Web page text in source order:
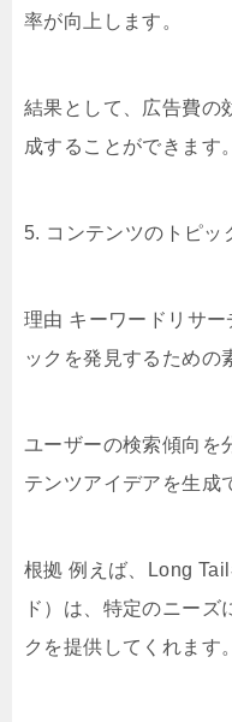
率が向上します。
結果として、広告費の
成することができます。
5. コンテンツのトピッ
理由 キーワードリサ
ックを発見するための
ユーザーの検索傾向を
テンツアイデアを生成
根拠 例えば、Long
ド）は、特定のニーズ
クを提供してくれます。